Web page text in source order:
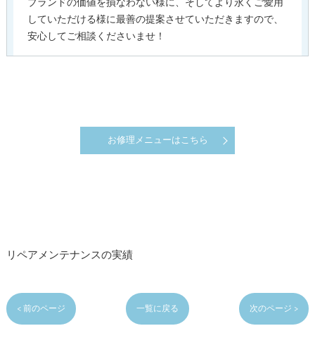
していただける様に最善の提案させていただきますので、
安心してご相談くださいませ！
お修理メニューはこちら
リペアメンテナンスの実績
< 前のページ 一覧に戻る 次のページ >